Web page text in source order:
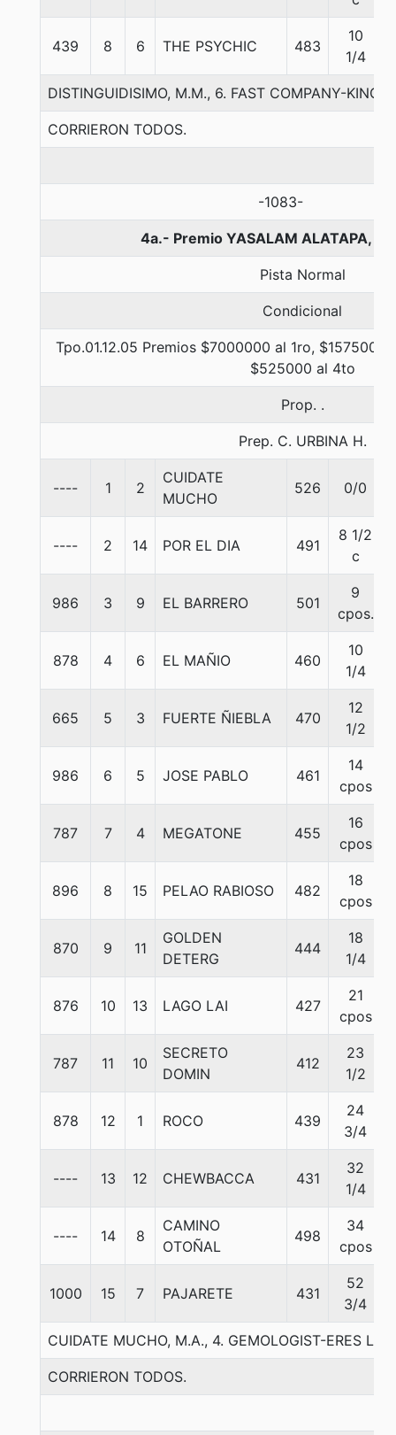
439 8 6 THE PSYCHIC 483
10
1/4
DISTINGUIDISIMO, M.M., 6. FAST COMPANY-
CORRIERON TODOS.
-1083-
4a.- Premio YASALAM ALATAPA,
Pista Normal
Condicional
Tpo.01.12.05 Premios $7000000 al 1ro,
$525000 al 4to
Prop. .
Prep. C. URBINA H.
---- 1 2
CUIDATE
MUCHO
526 0/0
---- 2 14 POR EL DIA 491
8 1/2
c
986 3 9 EL BARRERO 501
9
cpos.
878 4 6 EL MAÑIO 460
10
1/4
665 5 3 FUERTE ÑIEBLA 470
12
1/2
986 6 5 JOSE PABLO 461
14
cpos
787 7 4 MEGATONE 455
16
cpos
896 8 15 PELAO RABIOSO 482
18
cpos
870 9 11
GOLDEN
DETERG
444
18
1/4
876 10 13 LAGO LAI 427
21
cpos
787 11 10
SECRETO
DOMIN
412
23
1/2
878 12 1 ROCO 439
24
3/4
---- 13 12 CHEWBACCA 431
32
1/4
---- 14 8
CAMINO
OTOÑAL
498
34
cpos
1000 15 7 PAJARETE 431
52
3/4
CUIDATE MUCHO, M.A., 4. GEMOLOGIST-ERES LA
CORRIERON TODOS.